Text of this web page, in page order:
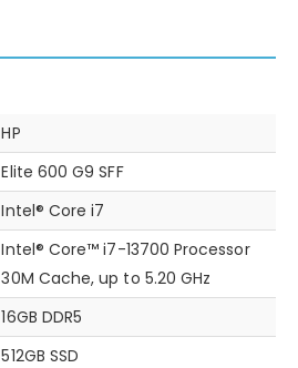
HP
Elite 600 G9 SFF
Intel® Core i7
Intel® Core™ i7-13700 Processor
30M Cache, up to 5.20 GHz
16GB DDR5
512GB SSD